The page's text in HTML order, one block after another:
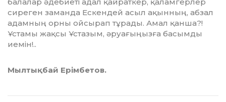
бала­лар әдебиеті адал қайраткер, қа­лам­герлер
сиреген заманда Ескендей асыл ақынның, абзал
адамның ор­ны ойсырап тұрады. Амал қан­ша?!
Ұстамы жақсы Ұстазым, әруа­ғыңыз­ға басымды
иемін!..
Мылтықбай Ерімбетов.